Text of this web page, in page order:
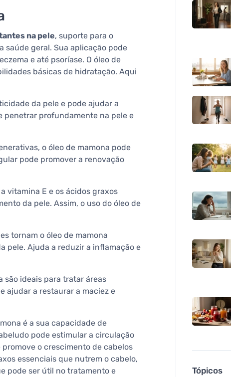
na pele, suporte para o
saúde geral. Sua aplicação pode
e até psoríase. O óleo de
básicas de hidratação. Aqui
da pele e pode ajudar a
penetrar profundamente na pele e
o óleo de mamona pode
pode promover a renovação
vitamina E e os ácidos graxos
da pele. Assim, o uso do óleo de
tornam o óleo de mamona
pele. Ajuda a reduzir a inflamação e
são ideais para tratar áreas
ajudar a restaurar a maciez e
é a sua capacidade de
pode estimular a circulação
o crescimento de cabelos
essenciais que nutrem o cabelo,
pode ser útil no tratamento e
Tópicos